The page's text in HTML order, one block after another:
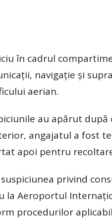
în cadrul
navigație și
aerian.
au apărut
angajatul a fost
apoi pentru
privind
la Aeroportul
procedurilor